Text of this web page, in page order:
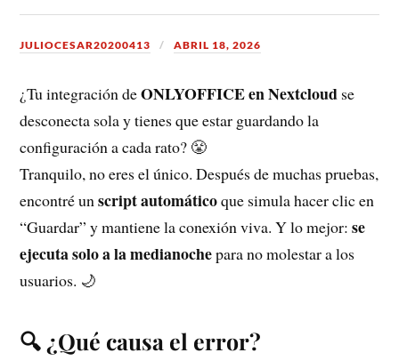
JULIOCESAR20200413 ABRIL 18, 2026
¿Tu integración deONLYOFFICE en Nextcloud se
desconecta sola y tienes que estar guardando la
configuración a cada rato? 😤
Tranquilo, no eres el único. Después de muchas pruebas,
encontré unscript automáticoque simula hacer clic en
“Guardar” y mantiene la conexión viva. Y lo mejor:se
ejecuta solo a la medianochepara no molestar a los
usuarios. 🌙
🔍 ¿Qué causa el error?